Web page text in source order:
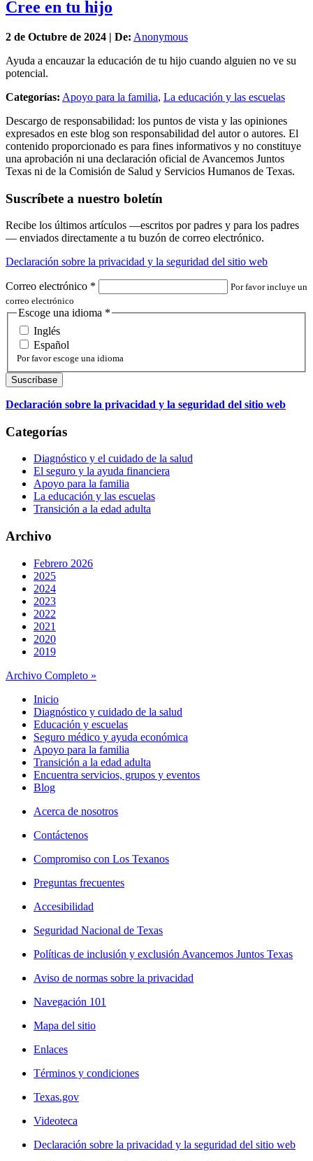
Cree en tu hijo
2 de Octubre de 2024 | De: Anonymous
Ayuda a encauzar la educación de tu hijo cuando alguien no ve su
potencial.
Categorías: Apoyo para la familia, La educación y las escuelas
Descargo de responsabilidad: los puntos de vista y las opiniones
expresados en este blog son responsabilidad del autor o autores. El
contenido proporcionado es para fines informativos y no constituye
una aprobación ni una declaración oficial de Avancemos Juntos
Texas ni de la Comisión de Salud y Servicios Humanos de Texas.
Suscríbete a nuestro boletín
Recibe los últimos artículos —escritos por padres y para los padres
— enviados directamente a tu buzón de correo electrónico.
Declaración sobre la privacidad y la seguridad del sitio web
Correo electrónico *
Por favor incluye un
correo electrónico
Escoge una idioma *
Inglés
Español
Por favor escoge una idioma
Declaración sobre la privacidad y la seguridad del sitio web
Categorías
Diagnóstico y el cuidado de la salud
El seguro y la ayuda financiera
Apoyo para la familia
La educación y las escuelas
Transición a la edad adulta
Archivo
Febrero 2026
2025
2024
2023
2022
2021
2020
2019
Archivo Completo »
Inicio
Diagnóstico y cuidado de la salud
Educación y escuelas
Seguro médico y ayuda económica
Apoyo para la familia
Transición a la edad adulta
Encuentra servicios, grupos y eventos
Blog
Acerca de nosotros
Contáctenos
Compromiso con Los Texanos
Preguntas frecuentes
Accesibilidad
Seguridad Nacional de Texas
Políticas de inclusión y exclusión Avancemos Juntos Texas
Aviso de normas sobre la privacidad
Navegación 101
Mapa del sitio
Enlaces
Términos y condiciones
Texas.gov
Videoteca
Declaración sobre la privacidad y la seguridad del sitio web